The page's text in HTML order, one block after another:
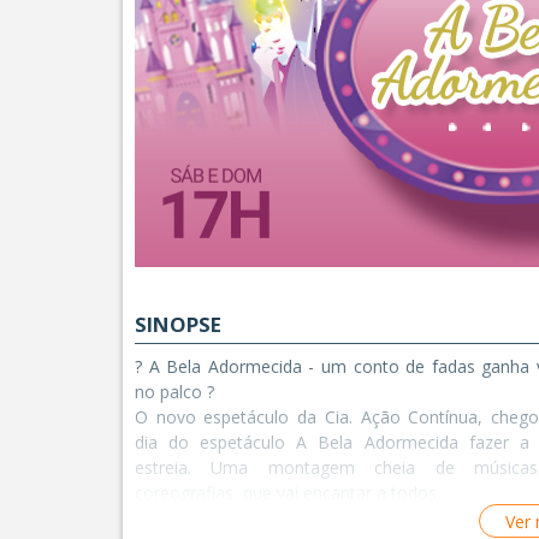
SINOPSE
? A Bela Adormecida - um conto de fadas ganha
no palco ?
O novo espetáculo da Cia. Ação Contínua,
dia do espetáculo A Bela Adormecida fazer a
estreia. Uma montagem cheia de
Nesse espetáculo o teatro se transforma em um
Ver